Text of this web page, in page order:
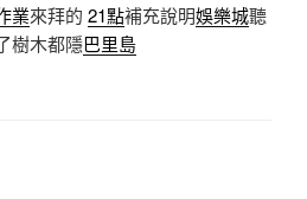
業來拜的 21點補充說明娛樂城聽
樹木都隱巴里島